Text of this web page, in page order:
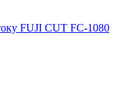
FUJI CUT FC-1080